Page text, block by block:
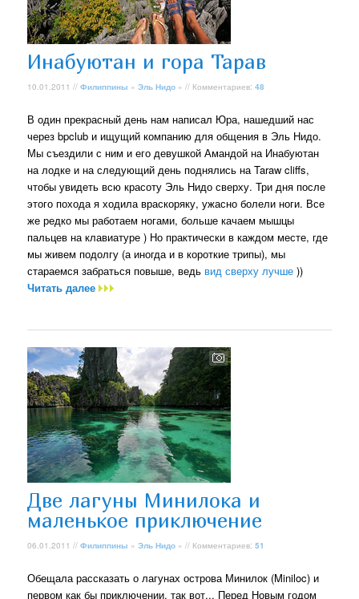
Инабуютан и гора Тарав
10.01.2011 //Филиппины »Эль Нидо » // Комментариев:48
В один прекрасный день нам написал Юра, нашедший нас
через bpclub и ищущий компанию для общения в Эль Нидо.
Мы съездили с ним и его девушкой Амандой на Инабуютан
на лодке и на следующий день поднялись на Taraw cliffs,
чтобы увидеть всю красоту Эль Нидо сверху. Три дня после
этого похода я ходила враскоряку, ужасно болели ноги. Все
же редко мы работаем ногами, больше качаем мышцы
пальцев на клавиатуре ) Но практически в каждом месте, где
мы живем подолгу (а иногда и в короткие трипы), мы
стараемся забраться повыше, ведь вид сверху лучше ))
Читать далее
Две лагуны Минилока и
маленькое приключение
06.01.2011 //Филиппины »Эль Нидо » // Комментариев:51
Обещала рассказать о лагунах острова Минилок (Miniloc) и
первом как бы приключении, так вот... Перед Новым годом